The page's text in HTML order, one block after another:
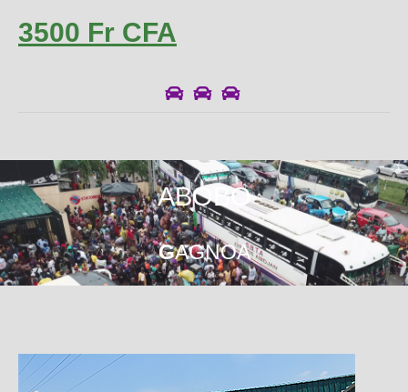
3500 Fr CFA
ABOBO
GAGNOA